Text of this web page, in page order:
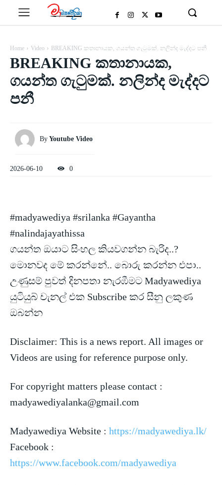
Home Video BREAKING කතානායක, ගයන්ත ගැටුමක්. නලින්ද මැද්දට පනී
BREAKING කතානායක,
ගයන්ත ගැටුමක්. නලින්ද මැද්දට
පනී
By Youtube Video
2026-06-10 0
#madyawediya #srilanka #Gayantha
#nalindajayathissa
ගයන්ත ඔයාට සිංහල කියවගන්න බැරිද..?
මොනවද මේ කරන්නේ.. බොරු කරන්න එපා..
උණුසම් පුවත් දිනපතා නැරඹීමට Madyawediya
යුටියුබ් චැනල් එක Subscribe කර සීනු ලකුණ
ඔබන්න
Disclaimer: This is a news report. All images or
Videos are using for reference purpose only.
For copyright matters please contact :
madyawediyalanka@gmail.com
Madyawediya Website : https://madyawediya.lk/
Facebook :
https://www.facebook.com/madyawediya